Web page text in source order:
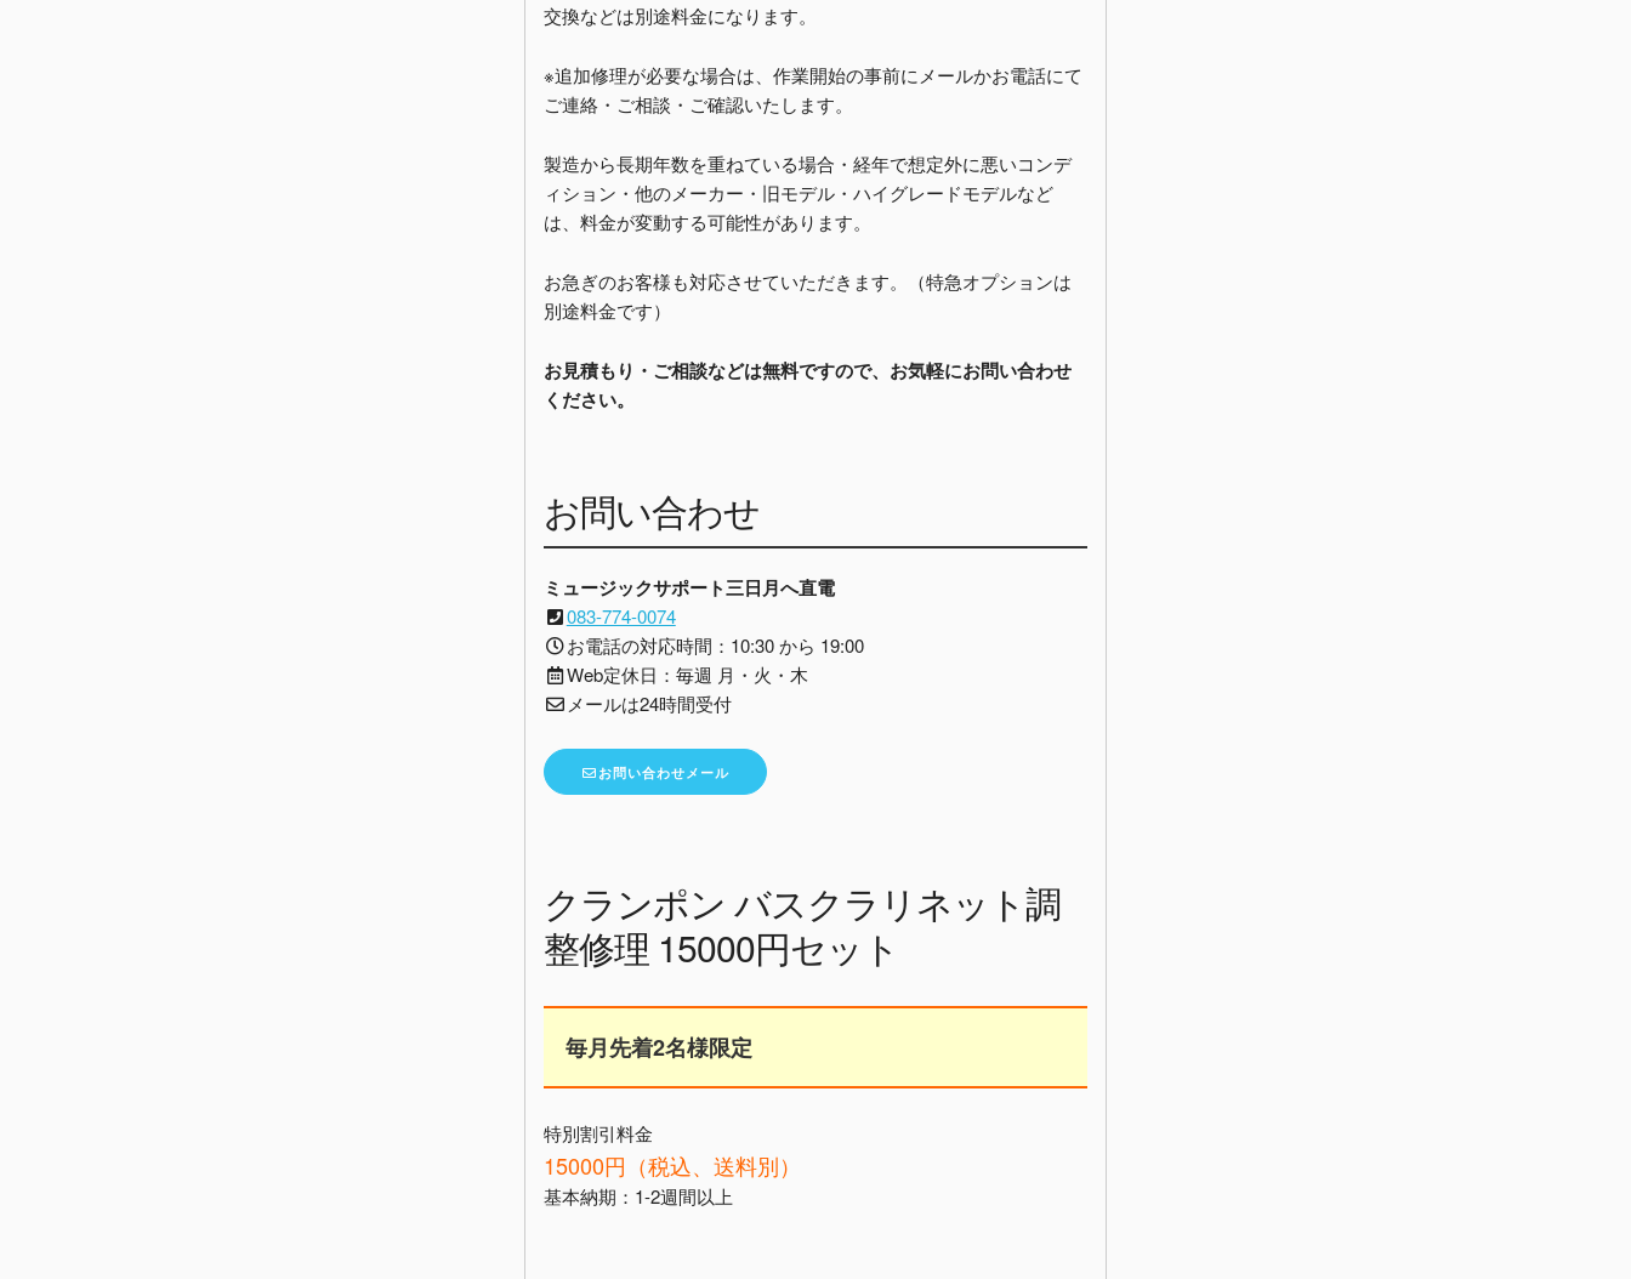
交換などは別途料金になります。
※追加修理が必要な場合は、作業開始の事前にメールかお電話にて
ご連絡・ご相談・ご確認いたします。
製造から長期年数を重ねている場合・経年で想定外に悪いコンデ
ィション・他のメーカー・旧モデル・ハイグレードモデルなど
は、料金が変動する可能性があります。
お急ぎのお客様も対応させていただきます。（特急オプションは
別途料金です）
お見積もり・ご相談などは無料ですので、お気軽にお問い合わせ
ください。
お問い合わせ
ミュージックサポート三日月へ直電
083-774-0074
お電話の対応時間：10:30 から 19:00
Web定休日：毎週 月・火・木
メールは24時間受付
お問い合わせメール
クランポン バスクラリネット調
整修理 15000円セット
毎月先着2名様限定
特別割引料金
15000円（税込、送料別）
基本納期：1-2週間以上